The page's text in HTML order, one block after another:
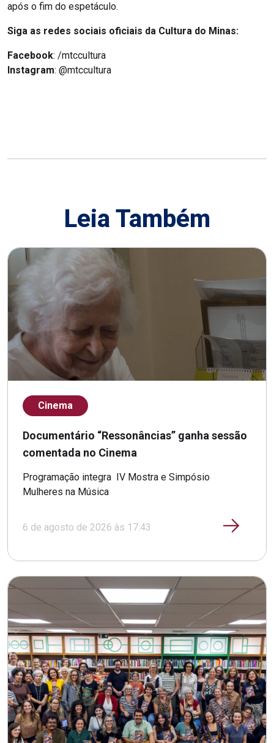
após o fim do espetáculo.
Siga as redes sociais oficiais da Cultura do Minas:
Facebook: /mtccultura
Instagram: @mtccultura
Leia Também
Cinema
Documentário “Ressonâncias” ganha sessão
comentada no Cinema
Programação integra IV Mostra e Simpósio
Mulheres na Música
6 de agosto de 2026 às 17:43